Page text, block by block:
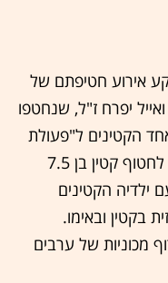
1 ביולי, על רקע אירוע חטיפתם של
יפרח ז"ל, שנחטפו
הקטינים ל"פעולת
נקם" בחפים מפשע, במסגרתה ניסו לחטוף קטין בן 7.5
ילדיה הקטינים
בקטין ובאימו.
מכוניות של ערבים